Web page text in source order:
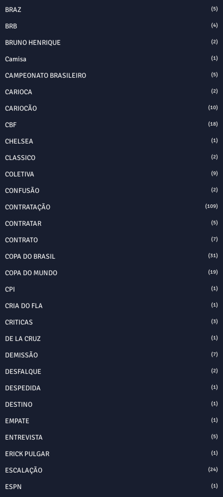
BRAZ (5)
BRB (4)
BRUNO HENRIQUE (2)
Camisa (1)
CAMPEONATO BRASILEIRO (5)
CARIOCA (2)
CARIOCÃO (10)
CBF (18)
CHELSEA (1)
CLASSICO (2)
COLETIVA (9)
CONFUSÃO (2)
CONTRATAÇÃO (109)
CONTRATAR (5)
CONTRATO (7)
COPA DO BRASIL (31)
COPA DO MUNDO (19)
CPI (1)
CRIA DO FLA (1)
CRITICAS (3)
DE LA CRUZ (1)
DEMISSÃO (7)
DESFALQUE (2)
DESPEDIDA (1)
DESTINO (1)
EMPATE (1)
ENTREVISTA (5)
ERICK PULGAR (1)
ESCALAÇÃO (24)
ESPN (1)